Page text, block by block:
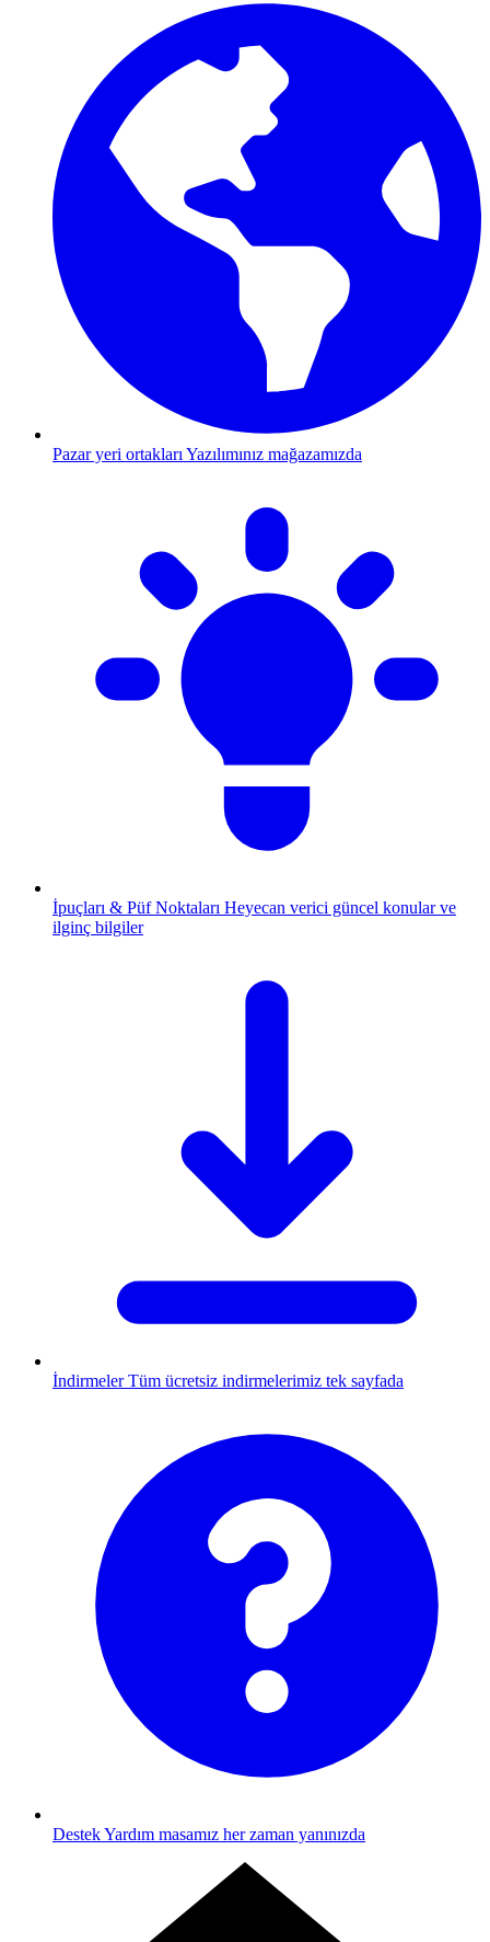
Pazar yeri ortakları Yazılımınız mağazamızda
İpuçları & Püf Noktaları Heyecan verici güncel konular ve
ilginç bilgiler
İndirmeler Tüm ücretsiz indirmelerimiz tek sayfada
DestekYardım masamız her zaman yanınızda